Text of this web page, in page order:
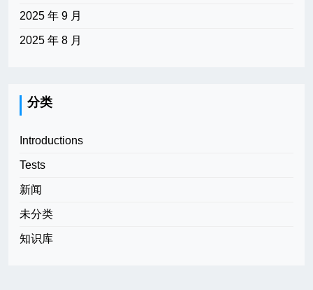
2025 年 9 月
2025 年 8 月
分类
Introductions
Tests
新闻
未分类
知识库